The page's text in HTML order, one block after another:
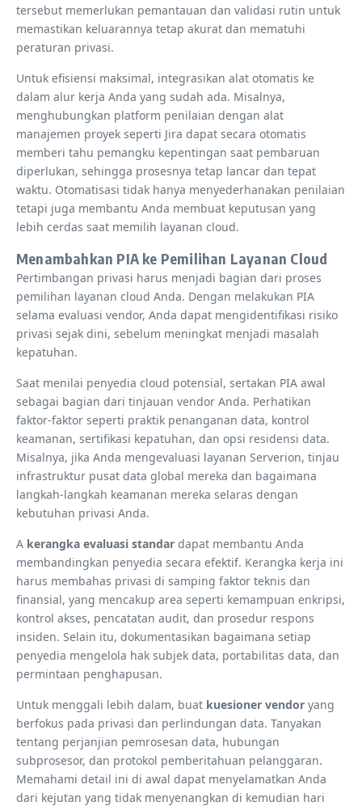
tersebut memerlukan pemantauan dan validasi rutin untuk
memastikan keluarannya tetap akurat dan mematuhi
peraturan privasi.
Untuk efisiensi maksimal, integrasikan alat otomatis ke
dalam alur kerja Anda yang sudah ada. Misalnya,
menghubungkan platform penilaian dengan alat
manajemen proyek seperti Jira dapat secara otomatis
memberi tahu pemangku kepentingan saat pembaruan
diperlukan, sehingga prosesnya tetap lancar dan tepat
waktu. Otomatisasi tidak hanya menyederhanakan penilaian
tetapi juga membantu Anda membuat keputusan yang
lebih cerdas saat memilih layanan cloud.
Menambahkan PIA ke Pemilihan Layanan Cloud
Pertimbangan privasi harus menjadi bagian dari proses
pemilihan layanan cloud Anda. Dengan melakukan PIA
selama evaluasi vendor, Anda dapat mengidentifikasi risiko
privasi sejak dini, sebelum meningkat menjadi masalah
kepatuhan.
Saat menilai penyedia cloud potensial, sertakan PIA awal
sebagai bagian dari tinjauan vendor Anda. Perhatikan
faktor-faktor seperti praktik penanganan data, kontrol
keamanan, sertifikasi kepatuhan, dan opsi residensi data.
Misalnya, jika Anda mengevaluasi layanan Serverion, tinjau
infrastruktur pusat data global mereka dan bagaimana
langkah-langkah keamanan mereka selaras dengan
kebutuhan privasi Anda.
A kerangka evaluasi standar dapat membantu Anda
membandingkan penyedia secara efektif. Kerangka kerja ini
harus membahas privasi di samping faktor teknis dan
finansial, yang mencakup area seperti kemampuan enkripsi,
kontrol akses, pencatatan audit, dan prosedur respons
insiden. Selain itu, dokumentasikan bagaimana setiap
penyedia mengelola hak subjek data, portabilitas data, dan
permintaan penghapusan.
Untuk menggali lebih dalam, buat kuesioner vendor yang
berfokus pada privasi dan perlindungan data. Tanyakan
tentang perjanjian pemrosesan data, hubungan
subprosesor, dan protokol pemberitahuan pelanggaran.
Memahami detail ini di awal dapat menyelamatkan Anda
dari kejutan yang tidak menyenangkan di kemudian hari